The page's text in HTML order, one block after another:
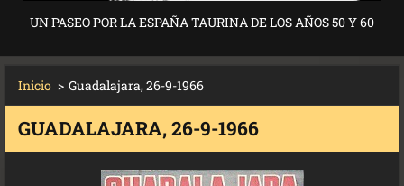
UN PASEO POR LA ESPAÑA TAURINA DE LOS AÑOS 50 Y 60
Inicio > Guadalajara, 26-9-1966
GUADALAJARA, 26-9-1966